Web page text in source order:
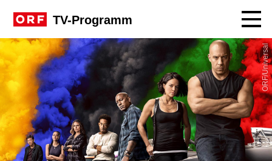
TV-Programm
ORF/Universal